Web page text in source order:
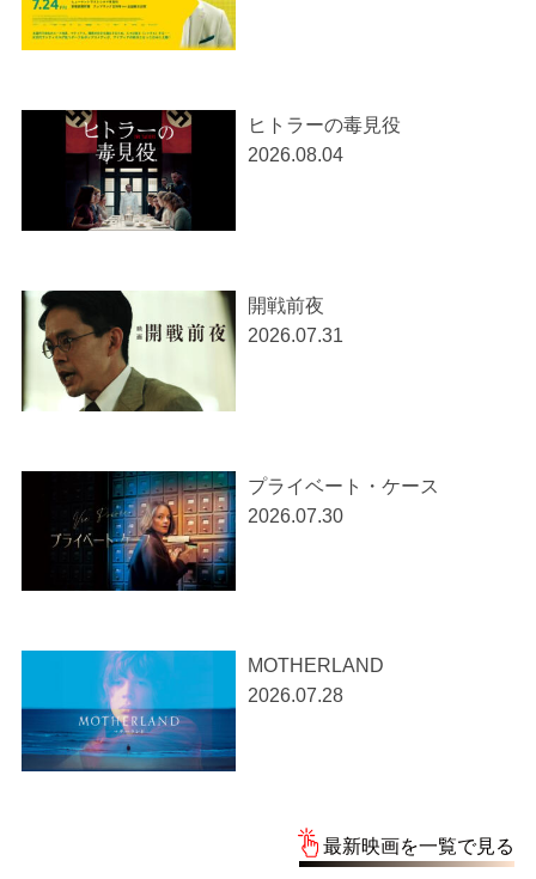
ヒトラーの毒見役
2026.08.04
開戦前夜
2026.07.31
プライベート・ケース
2026.07.30
MOTHERLAND
2026.07.28
最新映画を一覧で見る